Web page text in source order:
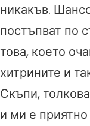
никакъв.
постъпват по
това, което
хитрините и
Скъпи,
и ми е